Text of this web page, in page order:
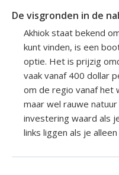
De visgronden in de
Akhiok staat bekend
kunt vinden, is een
optie. Het is prijzig
vaak vanaf 400 dollar
om de regio vanaf het
maar wel rauwe
investering waard als
links liggen als je